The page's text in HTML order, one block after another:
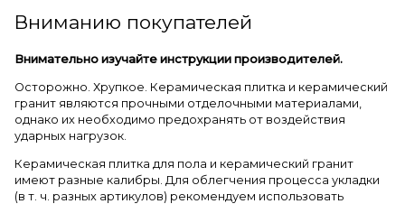
Вниманию покупателей
Внимательно изучайте инструкции производителей.
Осторожно. Хрупкое. Керамическая плитка и керамический
гранит являются прочными отделочными материалами,
однако их необходимо предохранять от воздействия
ударных нагрузок.
Керамическая плитка для пола и керамический гранит
имеют разные калибры. Для облегчения процесса укладки
(в т. ч. разных артикулов) рекомендуем использовать